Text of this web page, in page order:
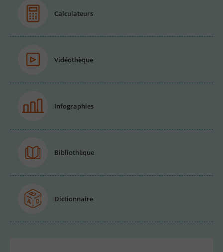
Calculateurs
Vidéothèque
Infographies
Bibliothèque
Dictionnaire